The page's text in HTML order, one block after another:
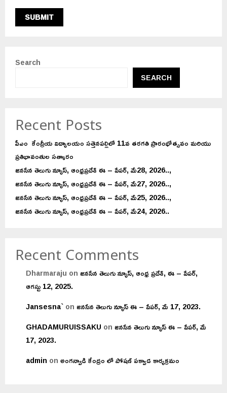
Search
SEARCH
Recent Posts
పీఎం కేంద్రీయ విద్యాలయం సత్తెనపల్లిలో 11వ తరగతి ప్రారంభోత్సవం మరియు
ప్రతిభావంతుల సత్కారం
జనసేన తెలుగు న్యూస్, ఆంధ్రప్రదేశ్ ఈ – పేపర్, మే28, 2026..,
జనసేన తెలుగు న్యూస్, ఆంధ్రప్రదేశ్ ఈ – పేపర్, మే27, 2026..,
జనసేన తెలుగు న్యూస్, ఆంధ్రప్రదేశ్ ఈ – పేపర్, మే25, 2026..,
జనసేన తెలుగు న్యూస్, ఆంధ్రప్రదేశ్ ఈ – పేపర్, మే24, 2026..
Recent Comments
Dharmaraju onజనసేన తెలుగు న్యూస్, ఆంధ్ర ప్రదేశ్, ఈ – పేపర్,
ఆగస్టు 12, 2025.
Jansesna`onజనసేన తెలుగు న్యూస్ ఈ – పేపర్, మే 17, 2023.
GHADAMURUISSAKU onజనసేన తెలుగు న్యూస్ ఈ – పేపర్, మే
17, 2023.
admin onఅంగన్వాడి కేంద్రం లో పోషణ్ పక్వాడ కార్యక్రమం